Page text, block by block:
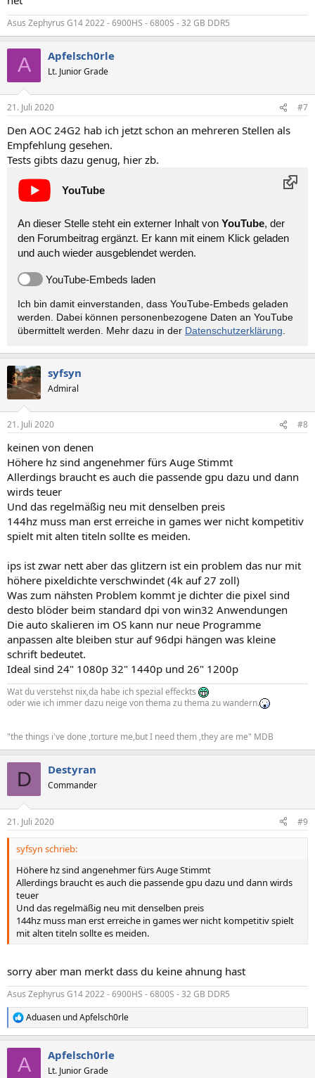
Asus Zephyrus G14 2022 - 6900HS - 6800S - 32 GB DDR5
A Apfelsch0rle
Lt. Junior Grade
21. Juli 2020 #7
Den AOC 24G2 hab ich jetzt schon an mehreren Stellen als
Empfehlung gesehen.
Tests gibts dazu genug, hier zb.
YouTube
An dieser Stelle steht ein externer Inhalt von YouTube, der
den Forumbeitrag ergänzt. Er kann mit einem Klick geladen
und auch wieder ausgeblendet werden.
YouTube-Embeds laden
Ich bin damit einverstanden, dass YouTube-Embeds geladen
werden. Dabei können personen­bezogene Daten an YouTube
übermittelt werden. Mehr dazu in der Datenschutzerklärung.
syfsyn
Admiral
21. Juli 2020 #8
keinen von denen
Höhere hz sind angenehmer fürs Auge Stimmt
Allerdings braucht es auch die passende gpu dazu und dann
wirds teuer
Und das regelmäßig neu mit denselben preis
144hz muss man erst erreiche in games wer nicht kompetitiv
spielt mit alten titeln sollte es meiden.
ips ist zwar nett aber das glitzern ist ein problem das nur mit
höhere pixeldichte verschwindet (4k auf 27 zoll)
Was zum nähsten Problem kommt je dichter die pixel sind
desto blöder beim standard dpi von win32 Anwendungen
Die auto skalieren im OS kann nur neue Programme
anpassen alte bleiben stur auf 96dpi hängen was kleine
schrift bedeutet.
Ideal sind 24" 1080p 32" 1440p und 26" 1200p
Wat du verstehst nix,da habe ich spezial effeckts
oder wie ich immer dazu neige von thema zu thema zu wandern.
"the things i've done ,torture me,but I need them ,they are me" MDB
D Destyran
Commander
21. Juli 2020 #9
syfsyn schrieb:
Höhere hz sind angenehmer fürs Auge Stimmt
Allerdings braucht es auch die passende gpu dazu und dann wirds
teuer
Und das regelmäßig neu mit denselben preis
144hz muss man erst erreiche in games wer nicht kompetitiv spielt
mit alten titeln sollte es meiden.
sorry aber man merkt dass du keine ahnung hast
Asus Zephyrus G14 2022 - 6900HS - 6800S - 32 GB DDR5
R
e
Aduasen undApfelsch0rle
A Apfelsch0rle
Lt. Junior Grade